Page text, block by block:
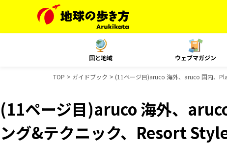
国と地域 ウェブマガジン
TOP ガイドブック (11ページ目)aruco 海外、aruco 国内、
(11ページ目)aruco 海外、
ング&テクニック、Resort